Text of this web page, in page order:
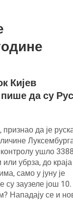
Кијев
пише да су
, признао да је
ушло 3388
убрза, до краја
само у јуну је
су заузеле још 10.
Нападају се и